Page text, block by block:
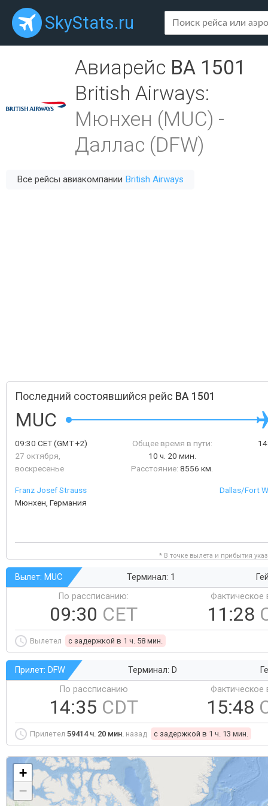
SkyStats.ru
Авиарейс BA 1501
British Airways:
Мюнхен (MUC) -
Даллас (DFW)
Все рейсы авиакомпании British Airways
Последний состоявшийся рейс BA 1501
MUC
09:30 CET(GMT +2)
27 октября,
воскресенье
Общее время в пути:
10 ч. 20 мин.
Расстояние: 8556 км.
Franz Josef Strauss
Мюнхен, Германия
Dallas/Fort
* В точке вылета и прибытия
Вылет: MUC Терминал: 1
По рассписанию:
09:30 CET
Фактическое
11:28
Вылетел c задержкой в 1 ч. 58 мин.
Прилет: DFW Терминал: D
По рассписанию
14:35 CDT
Фактическое
15:48
Прилетел 59414 ч. 20 мин. назад c задержкой в 1 ч. 13 мин.
+
−